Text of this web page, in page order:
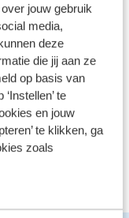
jouw gebruik
media,
deze
die jij aan ze
op basis van
te
en jouw
te klikken, ga
zoals
289 reviews
61 reviews
41 reviews
26 reviews